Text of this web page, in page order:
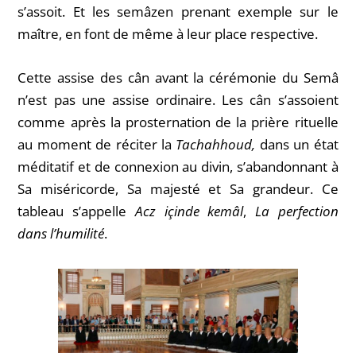
s’assoit. Et les semâzen prenant exemple sur le
maître, en font de même à leur place respective.
Cette assise des cân avant la cérémonie du Semâ
n’est pas une assise ordinaire. Les cân s’assoient
comme après la prosternation de la prière rituelle
au moment de réciter la Tachahhoud, dans un état
méditatif et de connexion au divin, s’abandonnant à
Sa miséricorde, Sa majesté et Sa grandeur. Ce
tableaus’appelleAcz içinde kemâl, La perfection
dans l’humilité.